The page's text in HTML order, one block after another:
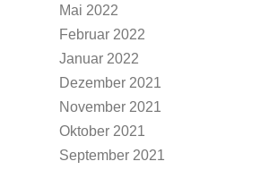
Mai 2022
Februar 2022
Januar 2022
Dezember 2021
November 2021
Oktober 2021
September 2021